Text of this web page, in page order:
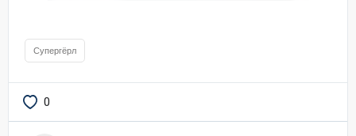
Супергёрл
0